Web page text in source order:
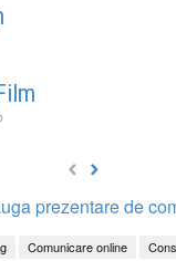
prezentare de
Comunicare online